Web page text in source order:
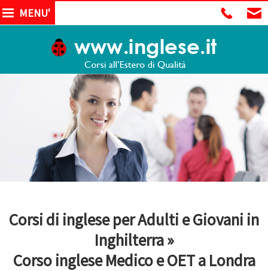
MENU'
Corsi di inglese per Adulti e Giovani in
Inghilterra »
Corso inglese Medico e OET a Londra